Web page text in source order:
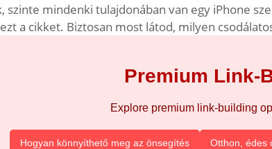
mindenki tulajdonában van egy iPhone
a cikket. Biztosan most látod, milyen
Premium Link-
Explore premium link-building
Hogyan könnyíthető meg az önsegítés Otthon, édes